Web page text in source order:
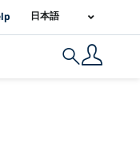
日本語
Search